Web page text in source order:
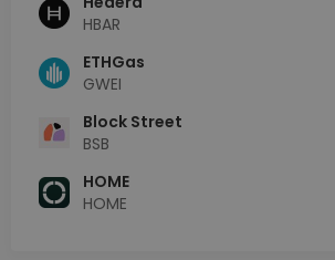
HBAR
ETHGas
GWEI
Block Street
BSB
HOME
HOME